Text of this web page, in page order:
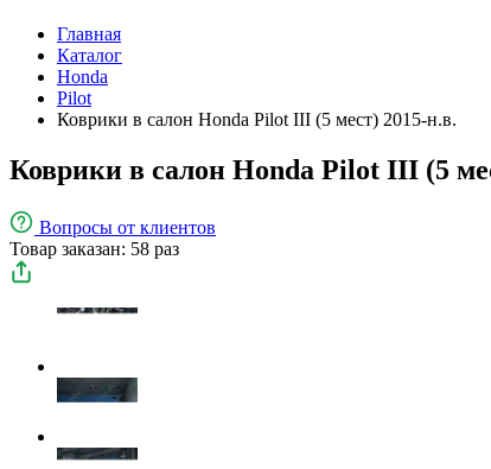
Главная
Каталог
Honda
Pilot
Коврики в салон Honda Pilot III (5 мест) 2015-н.в.
Коврики в салон Honda Pilot III (5
Вопросы от клиентов
Товар заказан: 58 раз